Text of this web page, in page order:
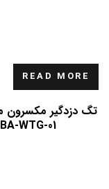
READ MORE
BA-WTG-01